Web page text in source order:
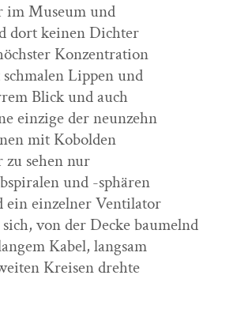
im Muse­um und
dort keinen Dichter
Konzentration
Lip­pen und
Blick und auch
einzige der neunzehn
mit Kobolden
zu sehen nur
und -sphären
ein einzel­ner Ventilator
von der Decke baumelnd
Kabel, langsam
Kreisen drehte